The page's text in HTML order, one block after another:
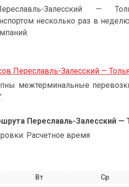
Залесский —
несколько раз в
Переславль-Залесский —
межтерминальные
Переславль-Залесский —
Расчетное время
Вт
Ср